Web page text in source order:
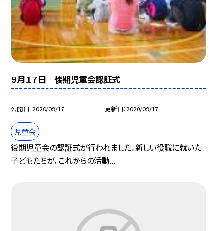
９月１７日 後期児童会認証式
公開日 2020/09/17 更新日 2020/09/17
児童会
後期児童会の認証式が行われました。新しい役職に就いた
子どもたちが，これからの活動...